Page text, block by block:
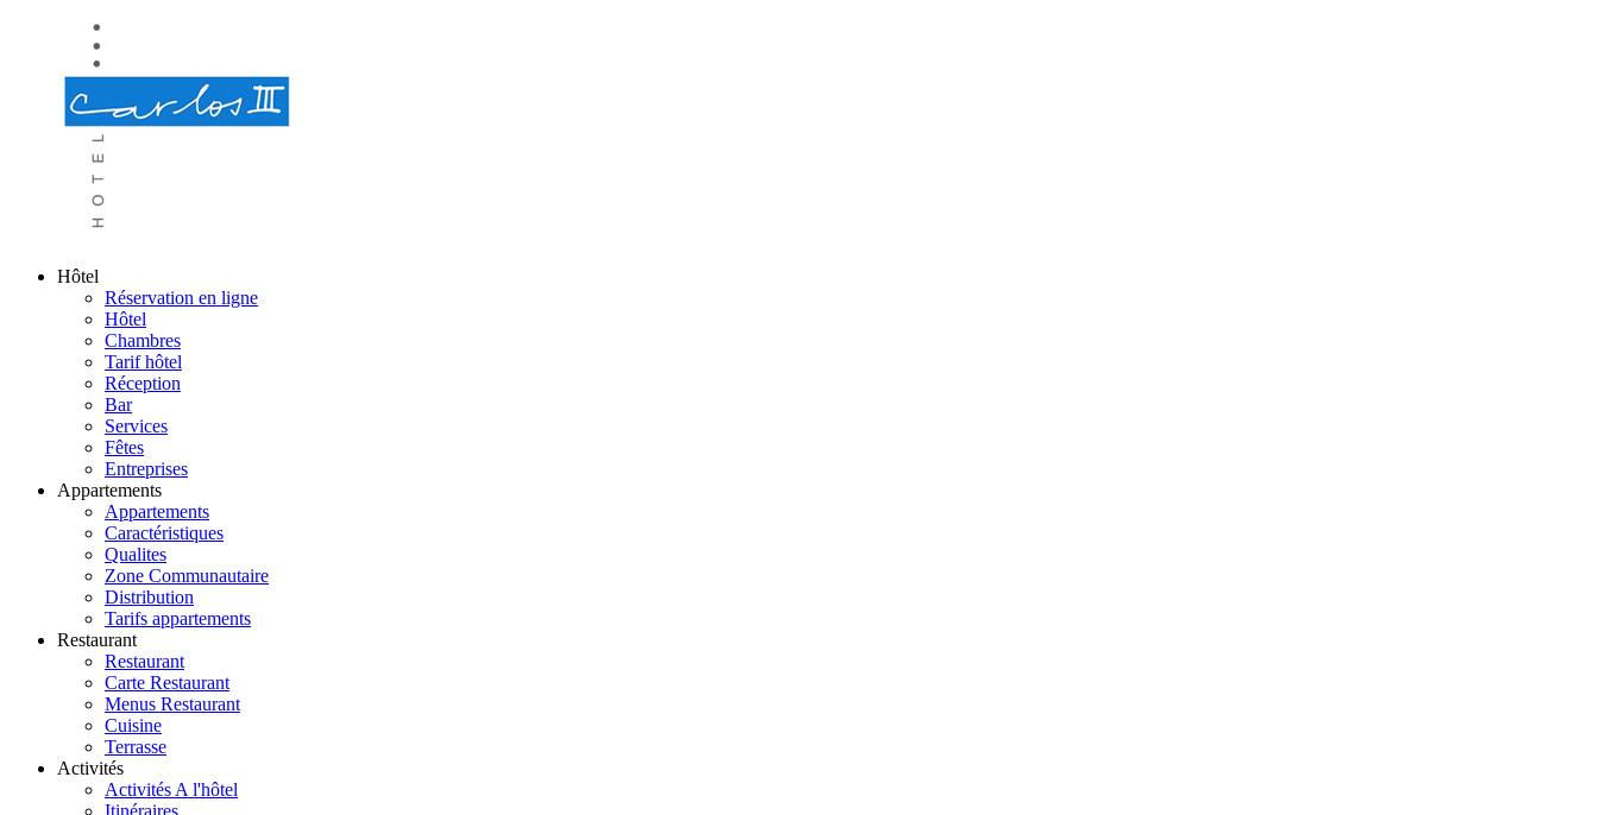
Hôtel
Réservation en ligne
Hôtel
Chambres
Tarif hôtel
Réception
Bar
Services
Fêtes
Entreprises
Appartements
Appartements
Caractéristiques
Qualites
Zone Communautaire
Distribution
Tarifs appartements
Restaurant
Restaurant
Carte Restaurant
Menus Restaurant
Cuisine
Terrasse
Activités
Activités A l'hôtel